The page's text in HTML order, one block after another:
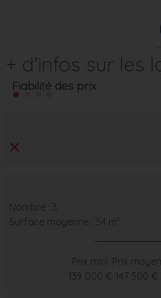
+ d'infos sur les
Fiabilité des prix
Nombre : 3
Surface moyenne : 54 m²
Prix mini
139 000 €
Prix moyen
147 500 €